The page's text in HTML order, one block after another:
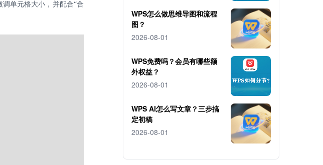
单元格大小，并配合“合
WPS怎么做思维导图和流程
图？
2026-08-01
WPS免费吗？会员有哪些额
外权益？
2026-08-01
WPS AI怎么写文章？三步搞
定初稿
2026-08-01